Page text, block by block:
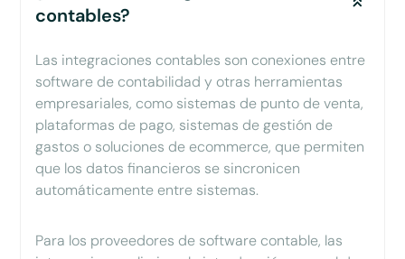
contables?
Las integraciones contables son conexiones entre
software de contabilidad y otras herramientas
empresariales, como sistemas de punto de venta,
plataformas de pago, sistemas de gestión de
gastos o soluciones de ecommerce, que permiten
que los datos financieros se sincronicen
automáticamente entre sistemas.
Para los proveedores de software contable, las